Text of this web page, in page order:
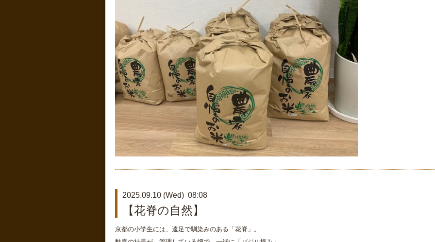
2025.09.10 (Wed) 08:08
【花脊の自然】
京都の小学生には、遠足で馴染みのある「花脊」。